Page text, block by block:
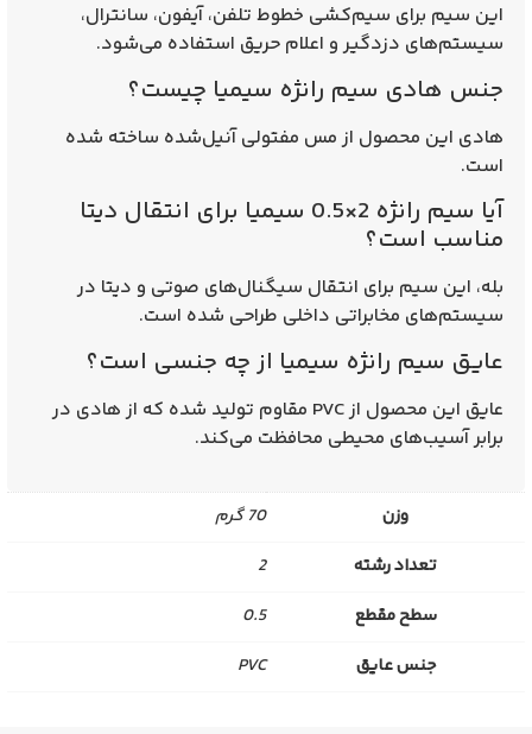
این سیم برای سیم‌کشی خطوط تلفن، آیفون، سانترال،
سیستم‌های دزدگیر و اعلام حریق استفاده می‌شود.
جنس هادی سیم رانژه سیمیا چیست؟
هادی این محصول از مس مفتولی آنیل‌شده ساخته شده
است.
آیا سیم رانژه 2×0.5 سیمیا برای انتقال دیتا
مناسب است؟
بله، این سیم برای انتقال سیگنال‌های صوتی و دیتا در
سیستم‌های مخابراتی داخلی طراحی شده است.
عایق سیم رانژه سیمیا از چه جنسی است؟
عایق این محصول از PVC مقاوم تولید شده که از هادی در
برابر آسیب‌های محیطی محافظت می‌کند.
وزن
70 گرم
تعداد رشته
2
سطح مقطع
0.5
جنس عایق
PVC